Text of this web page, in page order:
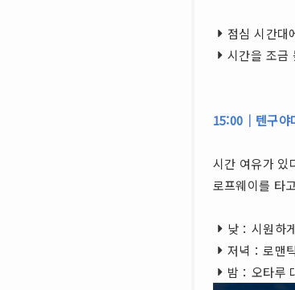
점심 시간대
시간을 조금
15:00｜텐구야
시간 여유가 있
로프웨이를 타
낮：시원하
저녁：로맨
밤：오타루